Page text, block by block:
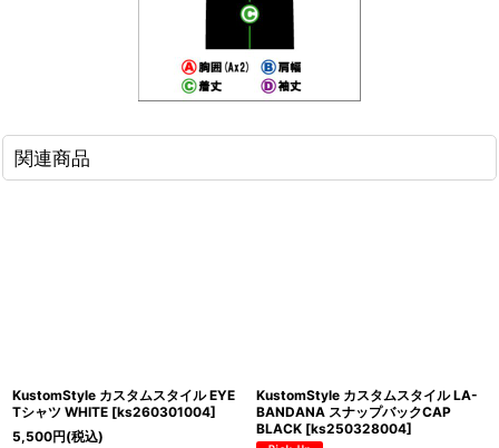
関連商品
KustomStyle カスタムスタイル EYE
Tシャツ WHITE [ks260301004]
5,500円(税込)
KustomStyle カスタムスタイル LA-
BANDANA スナップバックCAP
BLACK [ks250328004]